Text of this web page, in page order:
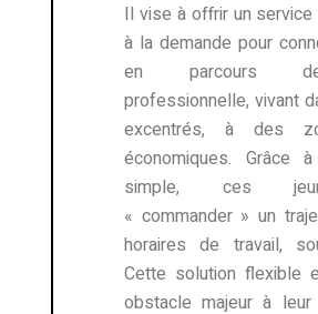
Il vise à offrir un
à la demande pour
en parcours
professionnelle, vivant
excentrés, à des
économiques. Grâce
simple, ces
« commander » un
horaires de travail,
Cette solution flexible
obstacle majeur à